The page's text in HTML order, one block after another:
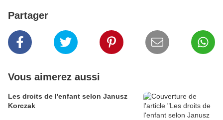
Partager
Vous aimerez aussi
Les droits de l'enfant selon Janusz
Korczak